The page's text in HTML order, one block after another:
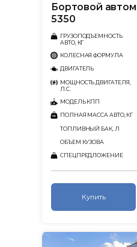
Бортовой
5350
ГРУЗОПОДЪЕМНОСТЬ
АВТО, КГ
КОЛЕСНАЯ ФОРМУЛА
ДВИГАТЕЛЬ
МОЩНОСТЬ ДВИГАТЕЛЯ,
Л.С.
МОДЕЛЬ КПП
ПОЛНАЯ МАССА АВТО, КГ
ТОПЛИВНЫЙ БАК, Л
ОБЪЕМ КУЗОВА
СПЕЦПРЕДЛОЖЕНИЕ
Купить